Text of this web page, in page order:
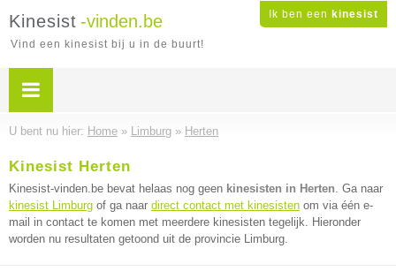
Ik ben een kinesist
Kinesist -vinden.be
Vind een kinesist bij u in de buurt!
U bent nu hier: Home » Limburg » Herten
Kinesist Herten
Kinesist-vinden.be bevat helaas nog geen kinesisten in Herten. Ga naar
kinesist Limburg of ga naar direct contact met kinesisten om via één e-
mail in contact te komen met meerdere kinesisten tegelijk. Hieronder
worden nu resultaten getoond uit de provincie Limburg.